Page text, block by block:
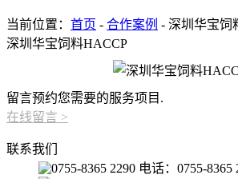
当前位置： 首页 - 合作案例 - 深圳华宝饲
深圳华宝饲料HACCP
留言预约您需要的服务项目.
在线留言 >
联系我们
电话：0755-8365